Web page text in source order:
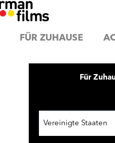
FÜR ZUHAUSE
Für
Vereinigte Staaten